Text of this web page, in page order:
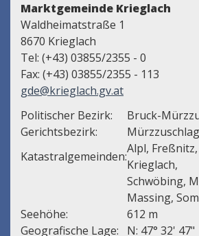
Marktgemeinde Krieglach
Waldheimatstraße 1
8670 Krieglach
Tel: (+43) 03855/2355 - 0
Fax: (+43) 03855/2355 - 113
gde@krieglach.gv.at
Politischer Bezirk:
Bruck-
Gerichtsbezirk:
Mürzzuschlag
Katastralgemeinden:
Alpl,
Krieglach,
Schwöbing,
Massing,
Seehöhe:
612 m
Geografische Lage:
N: 47° 32' 47"